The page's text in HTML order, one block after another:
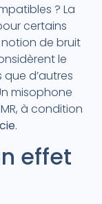
? La
certains
notion de bruit
le
d’autres
misophone
à condition
.
effet